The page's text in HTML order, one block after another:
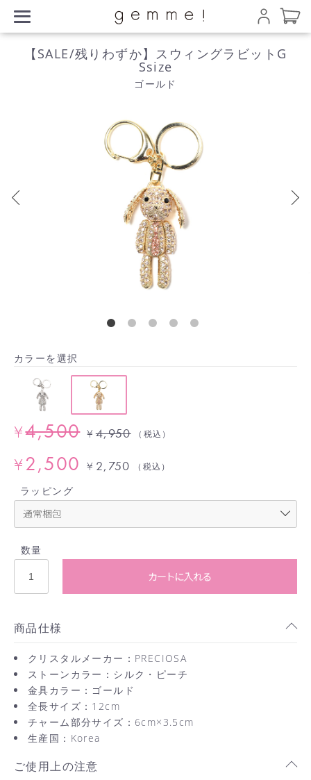
【SALE/残りわずか】スウィングラビットG
Ssize
ゴールド
カラーを選択
¥4,500
¥2,500
¥ 4,950 （税込）
¥ 2,750 （税込）
ラッピング
数量
カートに入れる
商品仕様
クリスタルメーカー：PRECIOSA
ストーンカラー：シルク・ピーチ
金具カラー：ゴールド
全長サイズ：12cm
チャーム部分サイズ：6cm×3.5cm
生産国：Korea
ご使用上の注意